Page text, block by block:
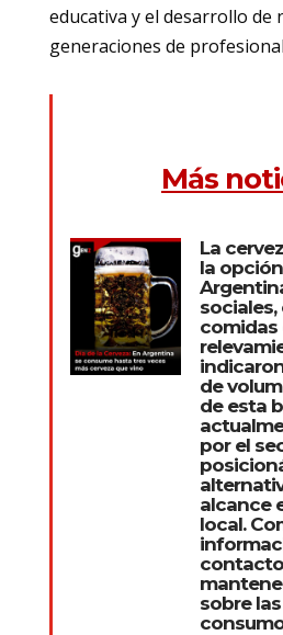
educativa y el desarrollo de
generaciones de
Más
La
la
comidas
de
de esta
por el
alcance
local.
sobre